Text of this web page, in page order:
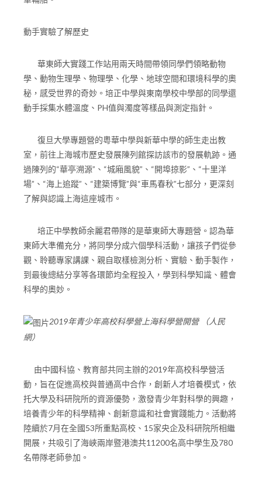
動手實驗了解歷史
華東師大實踐工作站用兩天時間帶領同學們領略動物
學、動物生理學、物理學、化學、地球空間和環境科學的奧
秘，感受世界的奇妙。培正中學與東南學校中學部的同學還
動手採集水體溫度、PH值與濁度等樣品與測定指針。
復旦大學專題營的粵華中學與新華中學的師生走出教
室，前往上海城市歷史發展陳列館探訪該市的發展軌跡。通
過陳列的“華亭溯源”、“城廂風貌”、“開埠掠影”、“十里洋
場”、“海上追蹤”、“建築博覽”與“車馬春秋”七部分，更深刻
了解與認識上海這座城市。
培正中學教師余麗君帶隊的是華東師大專題營。認為華
東師大準備充分，將同學分成六個學科活動，讓孩子們從參
觀、聆聽專家講課、親自取樣檢測分析、實驗、動手製作，
到最後總結分享等各環節均全程投入，學到科學知識、體會
科學的奧妙。
2019年青少年高校科學營上海科學營開營 （人民
網）
由中國科協、教育部共同主辦的2019年高校科學營活
動，旨在促進高校與普通高中合作，創新人才培養模式，依
托大學及科研院所的資源優勢，激發青少年對科學的興趣，
培養青少年的科學精神、創新意識和社會實踐能力。活動將
陸續於7月在全國53所重點高校、15家央企及科研院所相繼
開展，共吸引了海峽兩岸暨港澳共11200名高中學生及780
名帶隊老師參加。